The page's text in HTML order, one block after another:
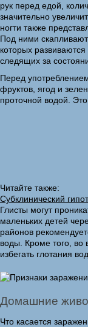
рук перед едой,
значительно
ногти также
Под ними
которых
следящих за
Перед
фруктов, ягод и
проточной водой. Это
Читайте также:
Субклинический
Глисты могут
маленьких детей
районов
воды. Кроме того, во
избегать глотания
Домашние
Что касается